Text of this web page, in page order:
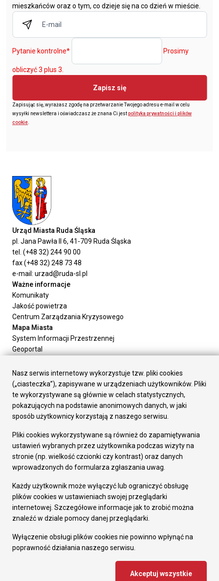
mieszkańców oraz o tym, co dzieje się na co dzień w mieście.
Pytanie kontrolne* Prosimy
obliczyć 3 plus 3.
Zapisz się
Zapisując się, wyrażasz zgodę na przetwarzanie Twojego adresu e-mail w celu
wysyłki newslettera i oświadczasz że znana Ci jestpolityka prywatności i plików
cookie.
Urząd Miasta Ruda Śląska
pl. Jana Pawła II 6, 41-709 Ruda Śląska
tel. (+48 32) 244 90 00
fax (+48 32) 248 73 48
e-mail: urzad@ruda-sl.pl
Ważne informacje
Komunikaty
Jakość powietrza
Centrum Zarządzania Kryzysowego
Mapa Miasta
System Informacji Przestrzennej
Geoportal
Załatw sprawę
Prezydent Miasta
Rada Miasta
Wydziały
Elektroniczna Skrzynka Podawcza
Gospodarka
Fundusze europejskie
Środki krajowe
Oferty inwestycyjne
Pozostałe
Deklaracja dostępności
Dane osobowe
Dodaj opinię o witrynie
Nasz serwis internetowy wykorzystuje tzw. pliki cookies
(„ciasteczka”), zapisywane w urządzeniach użytkowników. Pliki
te wykorzystywane są głównie w celach statystycznych,
pokazujących na podstawie anonimowych danych, w jaki
sposób użytkownicy korzystają z naszego serwisu.
Pliki cookies wykorzystywane są również do zapamiętywania
ustawień wybranych przez użytkownika podczas wizyty na
stronie (np. wielkość czcionki czy kontrast) oraz danych
wprowadzonych do formularza zgłaszania uwag.
Każdy użytkownik może wyłączyć lub ograniczyć obsługę
plików cookies w ustawieniach swojej przeglądarki
internetowej. Szczegółowe informacje jak to zrobić można
znaleźć w dziale pomocy danej przeglądarki.
Wyłączenie obsługi plików cookies nie powinno wpłynąć na
poprawność działania naszego serwisu.
Akceptuj wszystkie